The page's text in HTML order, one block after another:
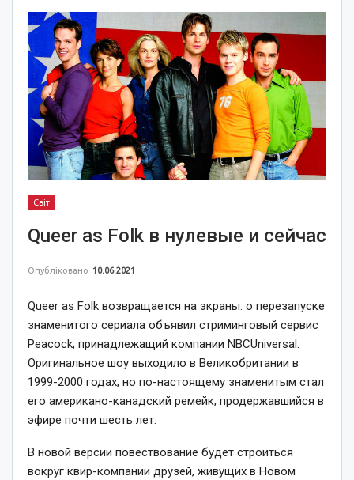
Світ
Queer as Folk в нулевые и сейчас
Опубліковано 10.06.2021
Queer as Folk возвращается на экраны: о перезапуске
знаменитого сериала объявил стриминговый сервис
Peacock, принадлежащий компании NBCUniversal.
Оригинальное шоу выходило в Великобритании в
1999-2000 годах, но по-настоящему знаменитым стал
его американо-канадский ремейк, продержавшийся в
эфире почти шесть лет.
В новой версии повествование будет строиться
вокруг квир-компании друзей, живущих в Новом